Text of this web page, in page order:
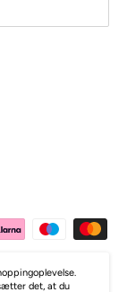
det, at du